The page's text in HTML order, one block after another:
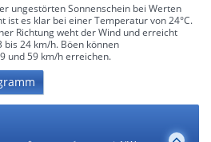
ungestörten Sonnenschein bei Werten
ist es klar bei einer Temperatur von 24°C.
Richtung weht der Wind und erreicht
24 km/h. Böen können
und 59 km/h erreichen.